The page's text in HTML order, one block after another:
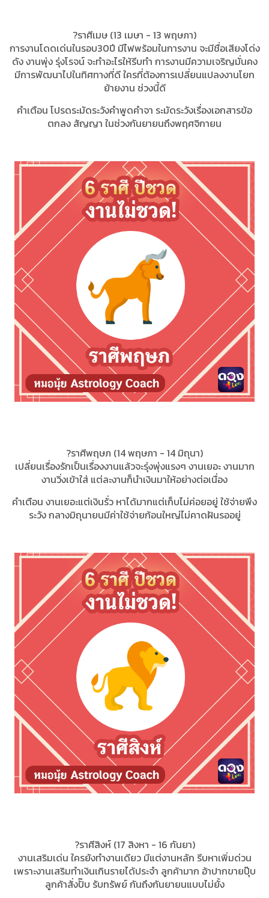
?ราศีเมษ (13 เมษา - 13 พฤษภา)
การงานโดดเด่นในรอบ30ปี มีไฟพร้อมในการงาน จะมีชื่อเสียงโด่ง
ดัง งานพุ่ง รุ่งโรจน์ จะทำอะไรให้รีบทำ การงานมีความเจริญมั่นคง
มีการพัฒนาไปในทิศทางที่ดี ใครที่ต้องการเปลี่ยนแปลงงานโยก
ย้ายงาน ช่วงนี้ดี
คำเตือน โปรดระมัดระวังคำพูดคำจา ระมัดระวังเรื่องเอกสารข้อ
ตกลง สัญญา ในช่วงกันยายนถึงพฤศจิกายน
?ราศีพฤษภ (14 พฤษภา - 14 มิถุนา)
เปลี่ยนเรื่องรักเป็นเรื่องงานแล้วจะรุ่งพุ่งแรงๆ งานเยอะ งานมาก
งานวิ่งเข้าใส่ แต่ละงานก็นำเงินมาให้อย่างต่อเนื่อง
คำเตือน งานเยอะแต่เงินรั่ว หาได้มากแต่เก็บไม่ค่อยอยู่ ใช้จ่ายพึง
ระวัง กลางมิถุนายนมีค่าใช้จ่ายก้อนใหญ่ไม่คาดฝันรออยู่
?ราศีสิงห์ (17 สิงหา - 16 กันยา)
งานเสริมเด่น ใครยังทำงานเดียว มีแต่งานหลัก รีบหาเพิ่มด่วน
เพราะงานเสริมทำเงินเกินรายได้ประจำ ลูกค้ามาก อ้าปากขายปุ๊บ
ลูกค้าสั่งปั๊บ รับทรัพย์ กันถึงกันยายนแบบไม่ยั้ง